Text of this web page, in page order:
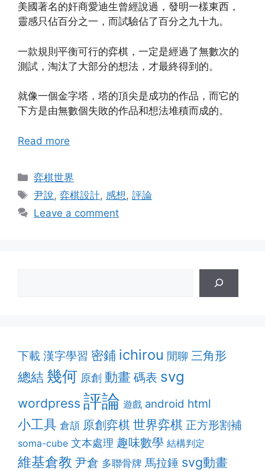
美國著名的奸商愛迪生曾經說過，發明一樣東西，
靈感只佔百分之一，而試驗佔了百分之九十九。
一款規則平衡可行的弈棋，一定是經過了無數次的
測試，淘汰了大部分的想法，才最終得到的。
就像一個金字塔，塔的頂尖是成功的作品，而它的
下方是由無數個失敗的作品和想法堆積而成的。
Read more
Categories
弈棋世界
Tags
尹說,弈棋設計, 感想 ,評論
Leave a comment
下載 漢字學習 密鋪 ichirou 閒聊 三角形
總結 幾何 原創 動畫 碼表 svg
wordpress 評論 遊戲 android html
小工具 倉頡 原創弈棋 世界弈棋 正方形割補
soma-cube 文本處理 趣味數學 結構判定
維基倉教 尹倉 多聯骨牌 馬拉錘 svg動畫